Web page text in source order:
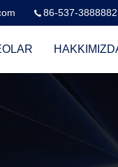
86-537-3888882